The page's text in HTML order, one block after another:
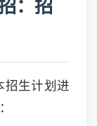
：招
招生计划进